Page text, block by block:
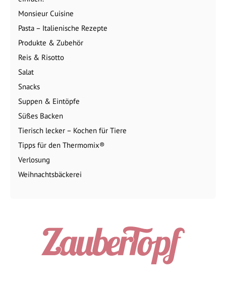
Monsieur Cuisine
Pasta – Italienische Rezepte
Produkte & Zubehör
Reis & Risotto
Salat
Snacks
Suppen & Eintöpfe
Süßes Backen
Tierisch lecker – Kochen für Tiere
Tipps für den Thermomix®
Verlosung
Weihnachtsbäckerei